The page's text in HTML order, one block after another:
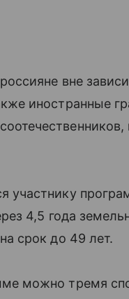
вне
иностранные
участнику
4,5 года
срок до 49 лет.
можно тремя